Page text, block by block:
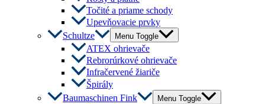
Točité a priame schody
Upevňovacie prvky
Schultze
Menu Toggle
ATEX ohrievače
Rebrorúrkové ohrievače
Infračervené žiariče
Špirály
Baumaschinen Fink
Menu Toggle